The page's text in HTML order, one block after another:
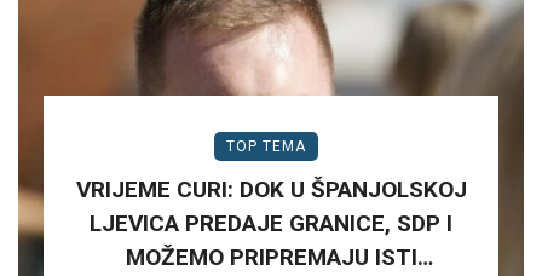
TOP TEMA
VRIJEME CURI: DOK U ŠPANJOLSKOJ
LJEVICA PREDAJE GRANICE, SDP I
MOŽEMO PRIPREMAJU ISTI